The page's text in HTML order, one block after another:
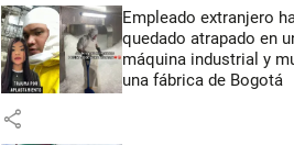
Empleado extranjero
quedado atrapado en
máquina industrial y
una fábrica de Bogotá
share